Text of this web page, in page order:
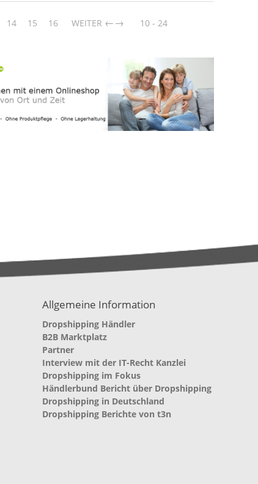
14 15 16 WEITER → 10 - 24
Allgemeine Information
Dropshipping Händler
B2B Marktplatz
Partner
Interview mit der IT-Recht Kanzlei
Dropshipping im Fokus
Händlerbund Bericht über Dropshipping
Dropshipping in Deutschland
Dropshipping Berichte von t3n